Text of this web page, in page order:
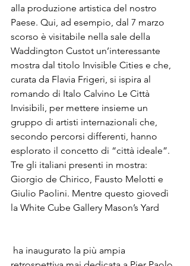
alla produzione artistica del nostro
Paese. Qui, ad esempio, dal 7 marzo
scorso è visitabile nella sale della
Waddington Custot un’interessante
mostra dal titolo Invisible Cities e che,
curata da Flavia Frigeri, si ispira al
romando di Italo Calvino Le Città
Invisibili, per mettere insieme un
gruppo di artisti internazionali che,
secondo percorsi differenti, hanno
esplorato il concetto di “città ideale”.
Tre gli italiani presenti in mostra:
Giorgio de Chirico, Fausto Melotti e
Giulio Paolini. Mentre questo giovedì
la White Cube Gallery Mason’s Yard